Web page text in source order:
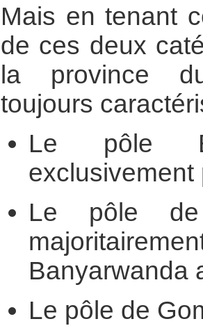
Mais en tenant
de ces deux
la province
toujours
Le pôle
Le pôle de
Banyarwanda
Le pôle de